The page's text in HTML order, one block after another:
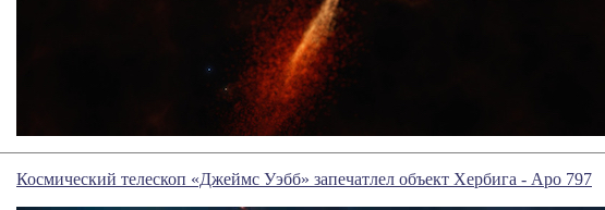
Космический телескоп «Джеймс Уэбб» запечатлел объект Хербига - Аро 797